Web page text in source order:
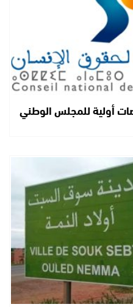
أولية للمجلس الوطني